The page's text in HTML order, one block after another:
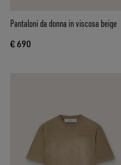
Pantaloni da donna in viscosa beige
€ 690